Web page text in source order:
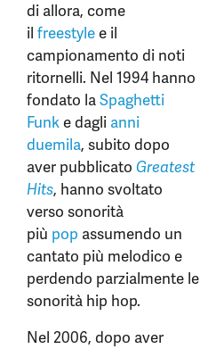
di allora, come
il freestylee il
campionamento di noti
ritornelli. Nel 1994 hanno
fondato laSpaghetti
Funke dagli anni
duemila, subito dopo
aver pubblicato Greatest
Hits, hanno svoltato
verso sonorità
più pop assumendo un
cantato più melodico e
perdendo parzialmente le
sonorità hip hop.
Nel 2006, dopo aver